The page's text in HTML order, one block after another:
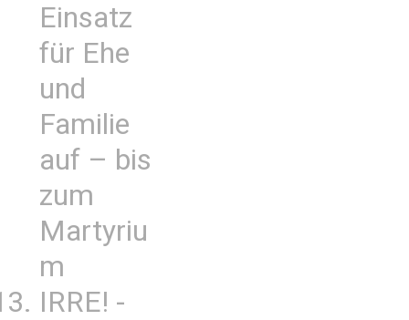
Einsatz
für Ehe
und
Familie
auf – bis
zum
Martyriu
m
IRRE! -